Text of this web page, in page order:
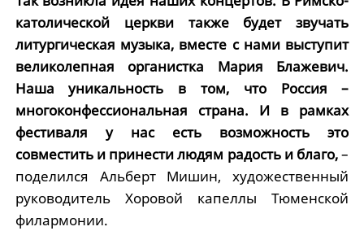
католической церкви также будет звучать
литургическая музыка, вместе с нами выступит
великолепная органистка Мария Блажевич.
Наша уникальность в том, что Россия –
многоконфессиональная страна. И в рамках
фестиваля у нас есть возможность это
совместить и принести людям радость и благо,–
поделился Альберт Мишин, художественный
руководитель Хоровой капеллы Тюменской
филармонии.